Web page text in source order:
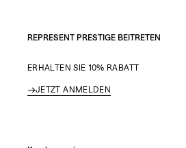
REPRESENT PRESTIGE BEITRETEN
ERHALTEN SIE 10% RABATT
JETZT ANMELDEN